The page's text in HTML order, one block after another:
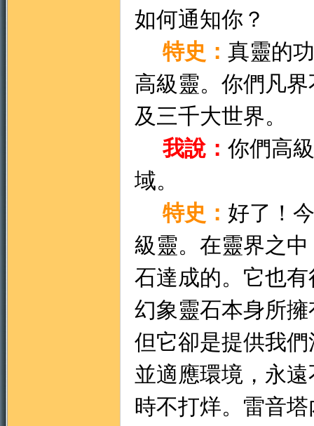
如何通知你？
特史： 真靈的
高級靈。你們凡
及三千大世界。
我說： 你們高
域。
特史： 好了！
級靈。在靈界之
石達成的。它也
幻象靈石本身所
但它卻是提供我
並適應環境，永
時不打烊。雷音